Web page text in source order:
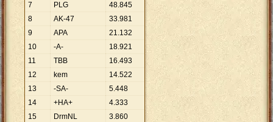
7
PLG 48.845
8
AK-47 33.981
9
APA 21.132
10
-A- 18.921
11
TBB 16.493
12
kem 14.522
13
-SA- 5.448
14
+HA+ 4.333
15
DrmNL 3.860